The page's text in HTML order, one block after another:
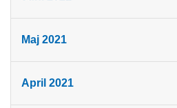
Maj 2021
April 2021